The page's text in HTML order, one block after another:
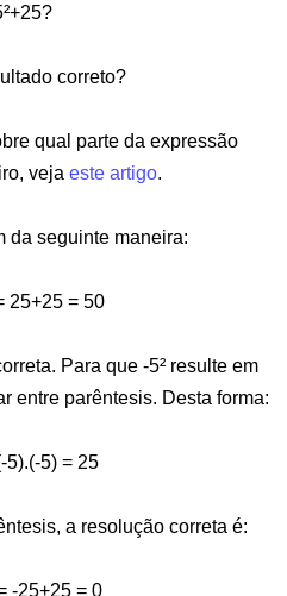
correto?
qual parte da expressão
vejaeste artigo.
da seguinte maneira:
25+25 = 50
Para que -5² resulte em
entre parêntesis. Desta forma:
5).(-5) = 25
a resolução correta é:
-25+25 = 0